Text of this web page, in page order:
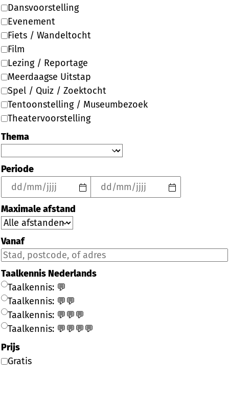
Dansvoorstelling
Evenement
Fiets / Wandeltocht
Film
Lezing / Reportage
Meerdaagse Uitstap
Spel / Quiz / Zoektocht
Tentoonstelling / Museumbezoek
Theatervoorstelling
Thema
Periode
Maximale afstand
Vanaf
Taalkennis Nederlands
Taalkennis: 💬
Taalkennis: 💬💬
Taalkennis: 💬💬💬
Taalkennis: 💬💬💬💬
Prijs
Gratis